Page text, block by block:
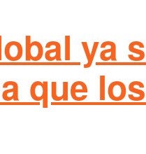
ya
que